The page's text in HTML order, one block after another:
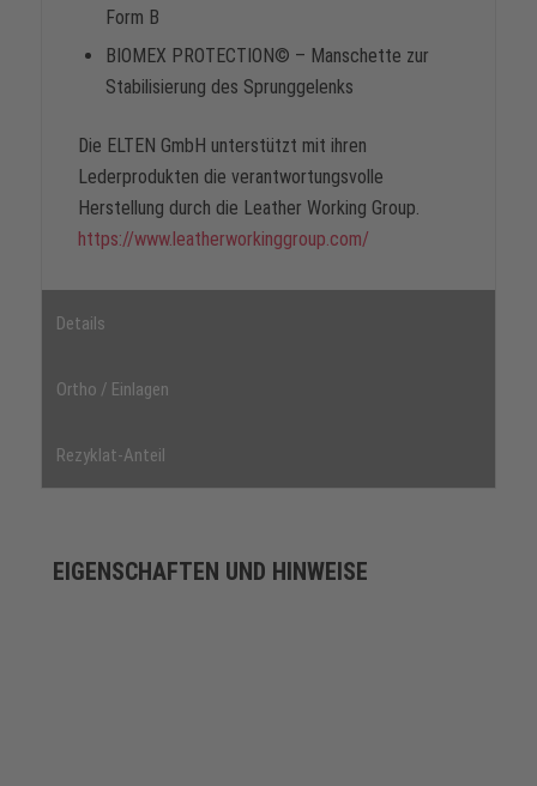
Form B
BIOMEX PROTECTION© – Manschette zur
Stabilisierung des Sprunggelenks
Die ELTEN GmbH unterstützt mit ihren
Lederprodukten die verantwortungsvolle
Herstellung durch die Leather Working Group.
https://www.leatherworkinggroup.com/
Details
Ortho / Einlagen
Rezyklat-Anteil
EIGENSCHAFTEN UND HINWEISE